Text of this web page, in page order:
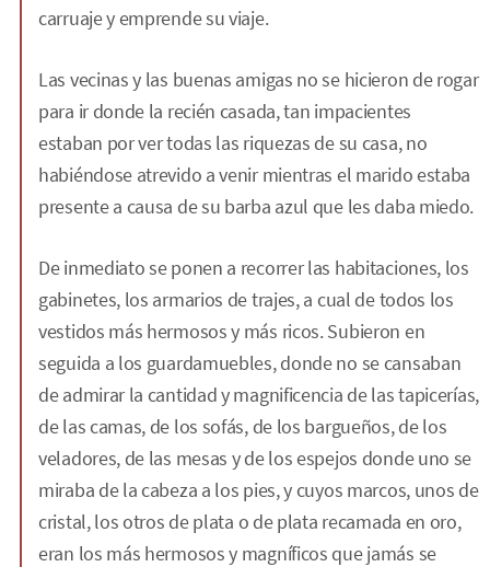
carruaje y emprende su viaje.
Las vecinas y las buenas amigas no se hicieron de rogar
para ir donde la recién casada, tan impacientes
estaban por ver todas las riquezas de su casa, no
habiéndose atrevido a venir mientras el marido estaba
presente a causa de su barba azul que les daba miedo.
De inmediato se ponen a recorrer las habitaciones, los
gabinetes, los armarios de trajes, a cual de todos los
vestidos más hermosos y más ricos. Subieron en
seguida a los guardamuebles, donde no se cansaban
de admirar la cantidad y magnificencia de las tapicerías,
de las camas, de los sofás, de los bargueños, de los
veladores, de las mesas y de los espejos donde uno se
miraba de la cabeza a los pies, y cuyos marcos, unos de
cristal, los otros de plata o de plata recamada en oro,
eran los más hermosos y magníficos que jamás se